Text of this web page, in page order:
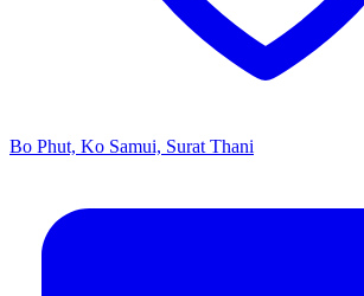
Bo Phut, Ko Samui, Surat Thani